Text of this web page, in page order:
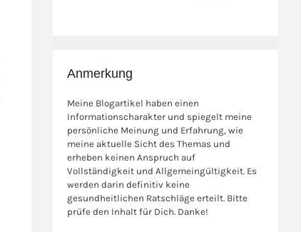
Anmerkung
Meine Blogartikel haben einen
Informationscharakter und spiegelt meine
persönliche Meinung und Erfahrung, wie
meine aktuelle Sicht des Themas und
erheben keinen Anspruch auf
Vollständigkeit und Allgemeingültigkeit. Es
werden darin definitiv keine
gesundheitlichen Ratschläge erteilt. Bitte
prüfe den Inhalt für Dich. Danke!